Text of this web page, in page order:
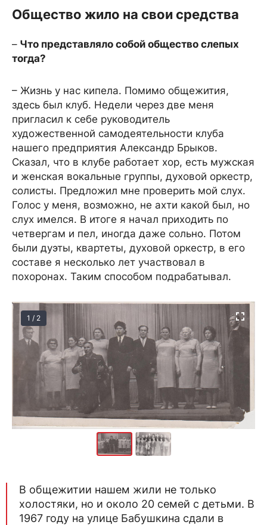
Общество жило на свои средства
– Что представляло собой общество слепых
тогда?
– Жизнь у нас кипела. Помимо общежития,
здесь был клуб. Недели через две меня
пригласил к себе руководитель
художественной самодеятельности клуба
нашего предприятия Александр Брыков.
Сказал, что в клубе работает хор, есть мужская
и женская вокальные группы, духовой оркестр,
солисты. Предложил мне проверить мой слух.
Голос у меня, возможно, не ахти какой был, но
слух имелся. В итоге я начал приходить по
четвергам и пел, иногда даже сольно. Потом
были дуэты, квартеты, духовой оркестр, в его
составе я несколько лет участвовал в
похоронах. Таким способом подрабатывал.
1 / 2
В общежитии нашем жили не только
холостяки, но и около 20 семей с детьми. В
1967 году на улице Бабушкина сдали в